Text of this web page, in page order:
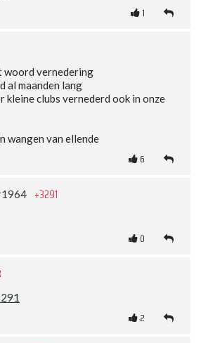
1
woord vernedering
al maanden lang
kleine clubs vernederd ook in onze
wangen van ellende
6
+3291
0
2